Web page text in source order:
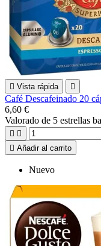
 Vista rápida 
Café Descafeinado 20
6,60 €
Valorado de 5 estrellas
 
 Añadir al carrito
Nuevo